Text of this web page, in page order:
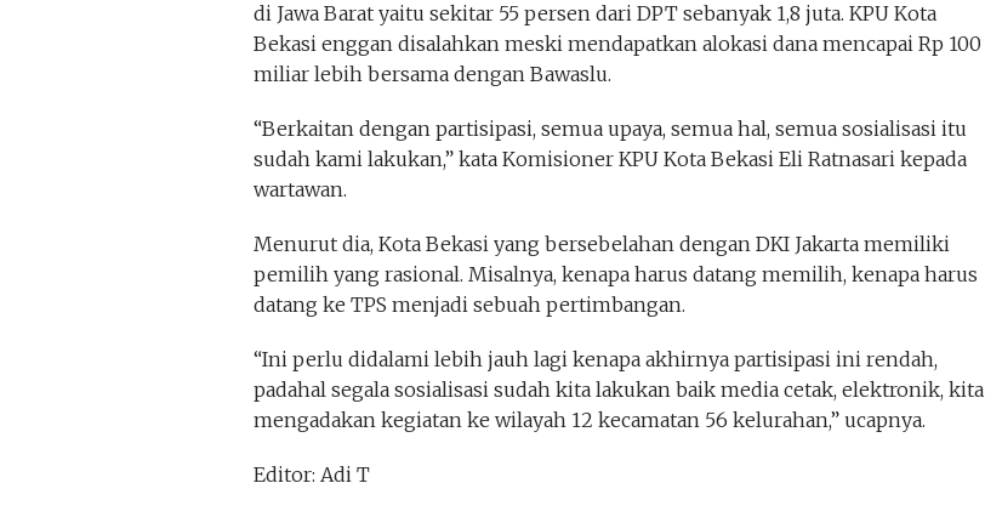
di Jawa Barat yaitu sekitar 55 persen dari DPT sebanyak 1,8 juta. KPU Kota
Bekasi enggan disalahkan meski mendapatkan alokasi dana mencapai Rp 100
miliar lebih bersama dengan Bawaslu.
“Berkaitan dengan partisipasi, semua upaya, semua hal, semua sosialisasi itu
sudah kami lakukan,” kata Komisioner KPU Kota Bekasi Eli Ratnasari kepada
wartawan.
Menurut dia, Kota Bekasi yang bersebelahan dengan DKI Jakarta memiliki
pemilih yang rasional. Misalnya, kenapa harus datang memilih, kenapa harus
datang ke TPS menjadi sebuah pertimbangan.
“Ini perlu didalami lebih jauh lagi kenapa akhirnya partisipasi ini rendah,
padahal segala sosialisasi sudah kita lakukan baik media cetak, elektronik, kita
mengadakan kegiatan ke wilayah 12 kecamatan 56 kelurahan,” ucapnya.
Editor: Adi T